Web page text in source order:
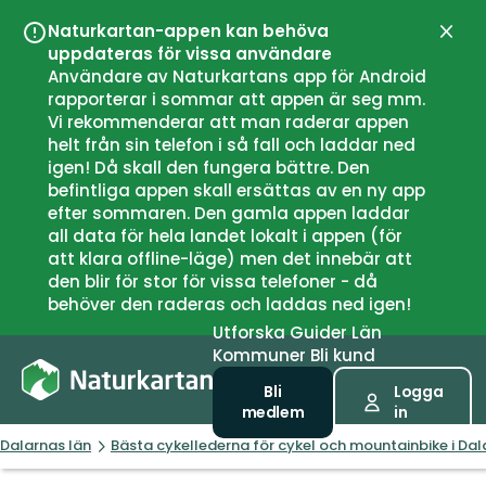
Naturkartan-appen kan behöva
uppdateras för vissa användare
Användare av Naturkartans app för Android
rapporterar i sommar att appen är seg mm.
Vi rekommenderar att man raderar appen
helt från sin telefon i så fall och laddar ned
igen! Då skall den fungera bättre. Den
befintliga appen skall ersättas av en ny app
efter sommaren. Den gamla appen laddar
all data för hela landet lokalt i appen (för
att klara offline-läge) men det innebär att
den blir för stor för vissa telefoner - då
behöver den raderas och laddas ned igen!
UtforskaGuiderLän
Kommuner Bli kund
Bli
medlem
Logga
in
Dalarnas län Bästa cykellederna för cykel och mountainbike i